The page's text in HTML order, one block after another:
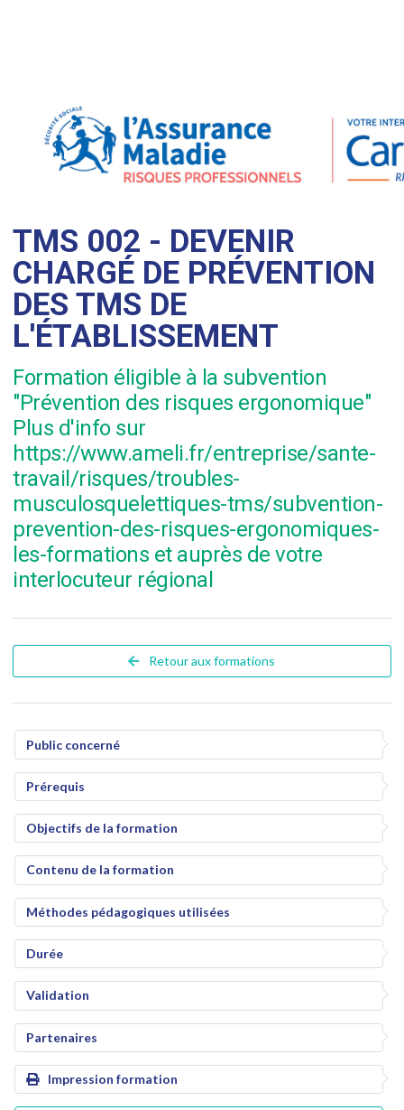
TMS 002 - DEVENIR
CHARGÉ DE PRÉVENTION
DES TMS DE
L'ÉTABLISSEMENT
Formation éligible à la subvention
"Prévention des risques ergonomique"
Plus d'info sur
https://www.ameli.fr/entreprise/sante-
travail/risques/troubles-
musculosquelettiques-tms/subvention-
prevention-des-risques-ergonomiques-
les-formations et auprès de votre
interlocuteur régional
Retour aux formations
Public concerné
Prérequis
Objectifs de la formation
Contenu de la formation
Méthodes pédagogiques utilisées
Durée
Validation
Partenaires
Impression formation